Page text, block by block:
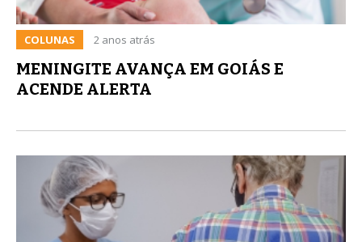
COLUNAS 2 anos atrás
MENINGITE AVANÇA EM GOIÁS E
ACENDE ALERTA